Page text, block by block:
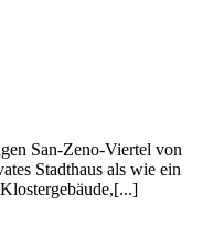
San-Zeno-Viertel von
Stadthaus als wie ein